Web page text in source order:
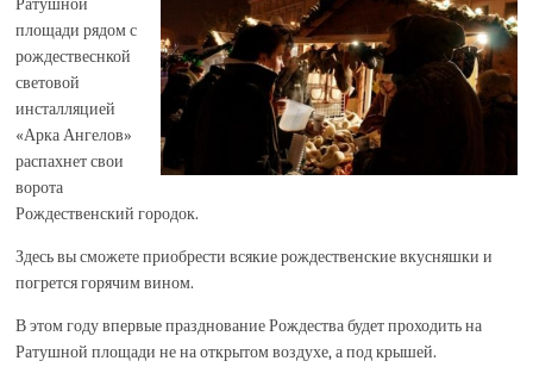
Ратушной
площади рядом с
рождествеснкой
световой
инсталляцией
«Арка Ангелов»
распахнет свои
ворота
Рождественский городок.
Здесь вы сможете приобрести всякие рождественские вкусняшки и
погрется горячим вином.
В этом году впервые празднование Рождества будет проходить на
Ратушной площади не на открытом воздухе, а под крышей.